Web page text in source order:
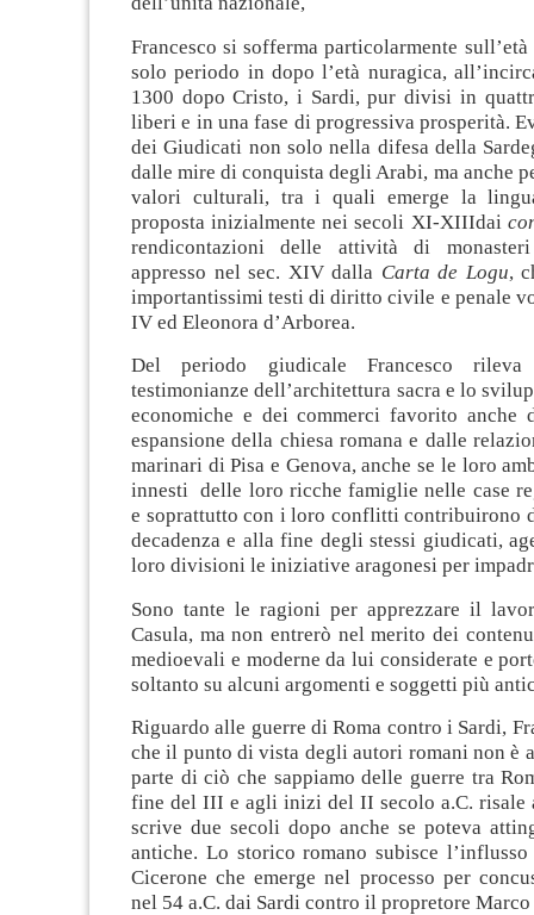
Francesco si sofferma particolarmente
solo periodo in dopo l’età nuragica,
1300 dopo Cristo, i Sardi, pur divisi in
liberi e in una fase di progressiva prosperità.
dei Giudicati non solo nella difesa della
dalle mire di conquista degli Arabi, ma anche
valori culturali, tra i quali emerge la
proposta inizialmente nei secoli XI-XIIIdai
rendicontazioni delle attività di
appresso nel sec. XIV dalla Carta de Logu,
importantissimi testi di diritto civile e penale
IV ed Eleonora d’Arborea.
Del periodo giudicale Francesco
testimonianze dell’architettura sacra e lo
economiche e dei commerci favorito anche
espansione della chiesa romana e dalle
marinari di Pisa e Genova, anche se le loro
innesti delle loro ricche famiglie nelle case
e soprattutto con i loro conflitti contribuirono
decadenza e alla fine degli stessi giudicati,
loro divisioni le iniziative aragonesi per
Sono tante le ragioni per apprezzare il
Casula, ma non entrerò nel merito dei
medioevali e moderne da lui considerate e
soltanto su alcuni argomenti e soggetti più
Riguardo alle guerre di Roma contro i Sardi,
che il punto di vista degli autori romani non è
parte di ciò che sappiamo delle guerre tra
fine del III e agli inizi del II secolo a.C. risale
scrive due secoli dopo anche se poteva
antiche. Lo storico romano subisce
Cicerone che emerge nel processo per
nel 54 a.C. dai Sardi contro il propretore